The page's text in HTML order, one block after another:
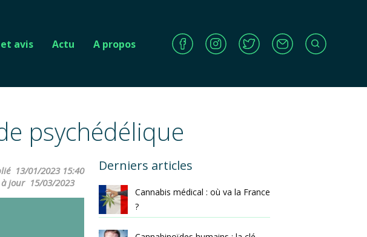
avis Actu A propos
psychédélique
Derniers articles
Cannabis médical : où va la France
?
13/01/2023 15:40
jour 15/03/2023